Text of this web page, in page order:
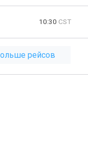
10:30 CST
рейсов